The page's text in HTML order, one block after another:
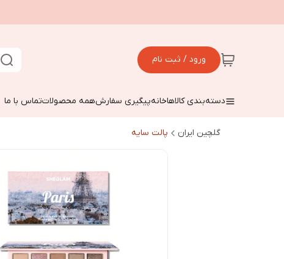
ورود / ثبت نام
دسته‌بندی کالاهاخانهپیگیری سفارشهمه محصولاتتماس با ما
گلچین ایران پالت سایه